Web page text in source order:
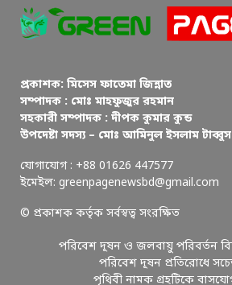
প্রকাশক: মিসেস ফাতেমা জিন্নাত
সম্পাদক : মোঃ মাহফুজুর রহমান
সহকারী সম্পাদক : দীপক কুমার কুন্ড
উপদেষ্টা সদস্য – মোঃ আমিনুল ইসলাম টাব্বুস
যোগাযোগ : +88 01626 447577
ইমেইল: greenpagenewsbd@gmail.com
© প্রকাশক কর্তৃক সর্বস্বত্ব সংরক্ষিত
পরিবেশ দূষন ও জলবায়ু পরিবর্তন
পরিবেশ দূষন প্রতিরোধে
পৃথিবী নামক গ্রহটিকে